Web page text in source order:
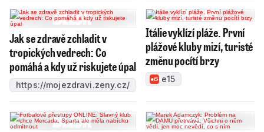
Jak se zdravě zchladit v
tropických vedrech: Co
pomáhá a kdy už riskujete úpal
https://mojezdravi.zeny.cz/
Itálie vyklízí pláže. První
plážové kluby mizí, turisté
změnu pocítí brzy
e15